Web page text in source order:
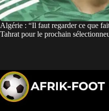
Algérie : “Il faut regarder ce que
Tahrat pour le prochain